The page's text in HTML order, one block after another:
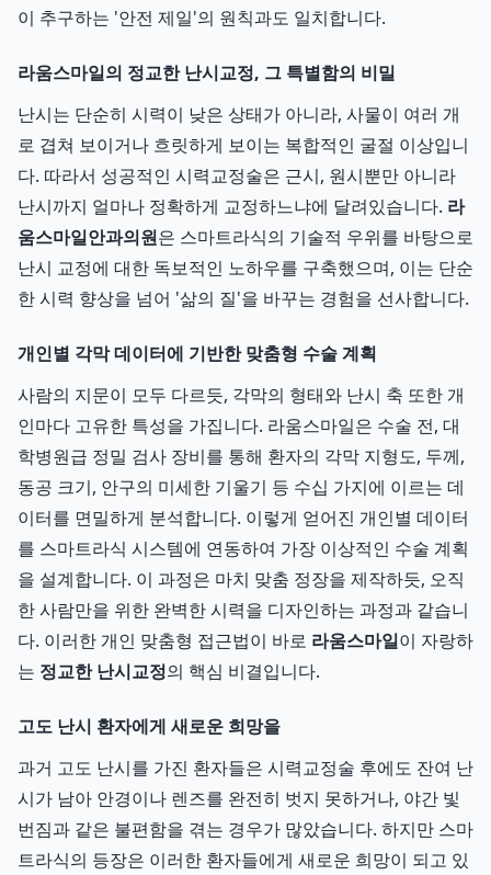
이 추구하는 '안전 제일'의 원칙과도 일치합니다.
라움스마일의 정교한 난시교정, 그 특별함의 비밀
난시는 단순히 시력이 낮은 상태가 아니라, 사물이 여러 개
로 겹쳐 보이거나 흐릿하게 보이는 복합적인 굴절 이상입니
다. 따라서 성공적인 시력교정술은 근시, 원시뿐만 아니라
난시까지 얼마나 정확하게 교정하느냐에 달려있습니다. 라
움스마일안과의원은 스마트라식의 기술적 우위를 바탕으로
난시 교정에 대한 독보적인 노하우를 구축했으며, 이는 단순
한 시력 향상을 넘어 '삶의 질'을 바꾸는 경험을 선사합니다.
개인별 각막 데이터에 기반한 맞춤형 수술 계획
사람의 지문이 모두 다르듯, 각막의 형태와 난시 축 또한 개
인마다 고유한 특성을 가집니다. 라움스마일은 수술 전, 대
학병원급 정밀 검사 장비를 통해 환자의 각막 지형도, 두께,
동공 크기, 안구의 미세한 기울기 등 수십 가지에 이르는 데
이터를 면밀하게 분석합니다. 이렇게 얻어진 개인별 데이터
를 스마트라식 시스템에 연동하여 가장 이상적인 수술 계획
을 설계합니다. 이 과정은 마치 맞춤 정장을 제작하듯, 오직
한 사람만을 위한 완벽한 시력을 디자인하는 과정과 같습니
다. 이러한 개인 맞춤형 접근법이 바로 라움스마일이 자랑하
는 정교한 난시교정의 핵심 비결입니다.
고도 난시 환자에게 새로운 희망을
과거 고도 난시를 가진 환자들은 시력교정술 후에도 잔여 난
시가 남아 안경이나 렌즈를 완전히 벗지 못하거나, 야간 빛
번짐과 같은 불편함을 겪는 경우가 많았습니다. 하지만 스마
트라식의 등장은 이러한 환자들에게 새로운 희망이 되고 있